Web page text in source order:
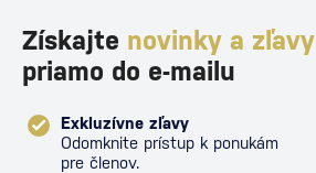
Získajte novinky a zľavy
priamo do e-mailu
Exkluzívne zľavy
Odomknite prístup k ponukám
pre členov.